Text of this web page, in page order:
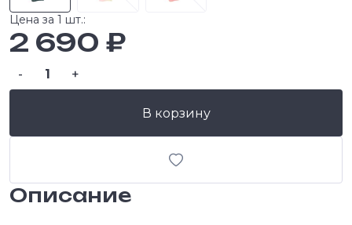
Описание
Цена за 1 шт.:
2 690 ₽
- +
В корзину